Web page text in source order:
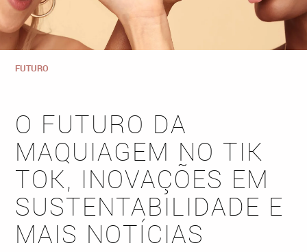
FUTURO
O FUTURO DA
MAQUIAGEM NO TIK
TOK, INOVAÇÕES EM
SUSTENTABILIDADE E
MAIS NOTÍCIAS